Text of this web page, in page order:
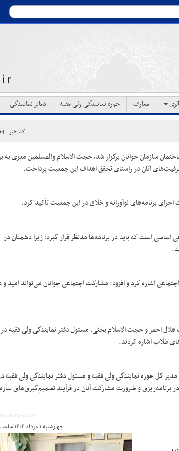
معارف حوزه نمایندگی ولی فقیه دفاتر نمایندگی
کد خبر : 66304
سازمان جوانان برگزار شد، حجت الاسلام والمسلمین معزی به
آنان در راستای تحقق اهداف این جمعیت پرداخت.
برنامه‌های نوآورانه و خلاق در این جمعیت تأکید کرد.
است که باید در برنامه‌ها مدنظر قرار گیرد؛ زیرا دشمنان در
اشاره کرد و افزود: مشارکت اجتماعی جوانان می‌تواند امید
احمر و حجت الاسلام بختی، مسئول دفتر نمایندگی ولی فقیه در
طلاب اشاره کردند.
کل حوزه نمایندگی ولی فقیه و مسئول دفتر نمایندگی ولی فقیه
برنامه‌ریزی و ضرورت مشارکت آنان در فرآیند تصمیم‌گیری‌های
10:08:58 AM
چهارشنبه ۱ مرداد ۱۴۰۴ ساعت ۱۰:۰۸